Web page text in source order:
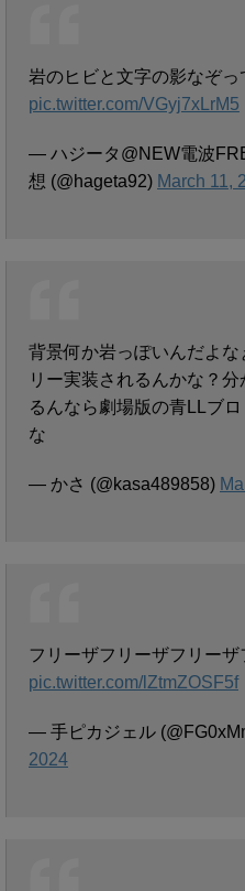
岩のヒビと文字の影なぞっ
pic.twitter.com/VGyj7xLrM5
— ハジータ@NEW電波
想 (@hageta92) March 11,
背景何か岩っぽいんだよ
リー実装されるんかな？
るんなら劇場版の青LLブ
な
— かさ (@kasa489858)
フリーザフリーザフリーザ
pic.twitter.com/lZtmZOSF5f
— 手ピカジェル
2024